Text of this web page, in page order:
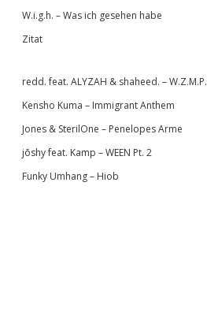
W.i.g.h. – Was ich gesehen habe
Zitat
redd. feat. ALYZAH & shaheed. – W.Z.M.P.
Kensho Kuma – Immigrant Anthem
Jones & SterilOne – Penelopes Arme
jōshy feat. Kamp – WEEN Pt. 2
Funky Umhang – Hiob